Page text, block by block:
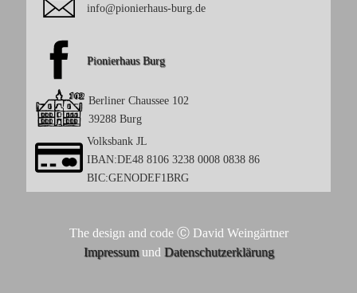
info@pionierhaus-burg.de
Pionierhaus Burg
Berliner Chaussee 102
39288 Burg
Volksbank JL
IBAN:DE48 8106 3238 0008 0838 86
BIC:GENODEF1BRG
The design and code Ⓒ David Weingärtner
Impressumund Datenschutzerklärung